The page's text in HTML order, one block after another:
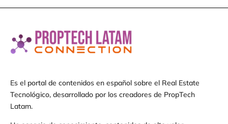
Es el portal de contenidos en español sobre el Real Estate
Tecnológico, desarrollado por los creadores de PropTech
Latam.